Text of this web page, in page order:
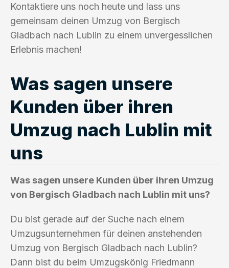
Kontaktiere uns noch heute und lass uns
gemeinsam deinen Umzug von Bergisch
Gladbach nach Lublin zu einem unvergesslichen
Erlebnis machen!
Was sagen unsere
Kunden über ihren
Umzug nach Lublin mit
uns
Was sagen unsere Kunden über ihren Umzug
von Bergisch Gladbach nach Lublin mit uns?
Du bist gerade auf der Suche nach einem
Umzugsunternehmen für deinen anstehenden
Umzug von Bergisch Gladbach nach Lublin?
Dann bist du beim Umzugskönig Friedmann